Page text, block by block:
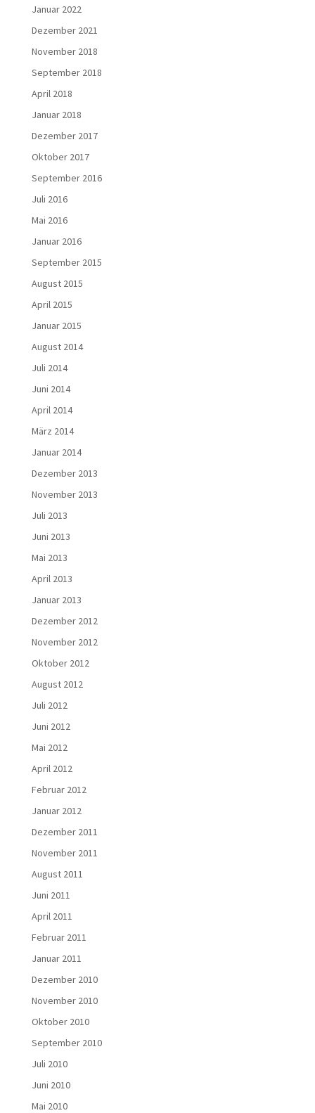
Januar 2022
Dezember 2021
November 2018
September 2018
April 2018
Januar 2018
Dezember 2017
Oktober 2017
September 2016
Juli 2016
Mai 2016
Januar 2016
September 2015
August 2015
April 2015
Januar 2015
August 2014
Juli 2014
Juni 2014
April 2014
März 2014
Januar 2014
Dezember 2013
November 2013
Juli 2013
Juni 2013
Mai 2013
April 2013
Januar 2013
Dezember 2012
November 2012
Oktober 2012
August 2012
Juli 2012
Juni 2012
Mai 2012
April 2012
Februar 2012
Januar 2012
Dezember 2011
November 2011
August 2011
Juni 2011
April 2011
Februar 2011
Januar 2011
Dezember 2010
November 2010
Oktober 2010
September 2010
Juli 2010
Juni 2010
Mai 2010